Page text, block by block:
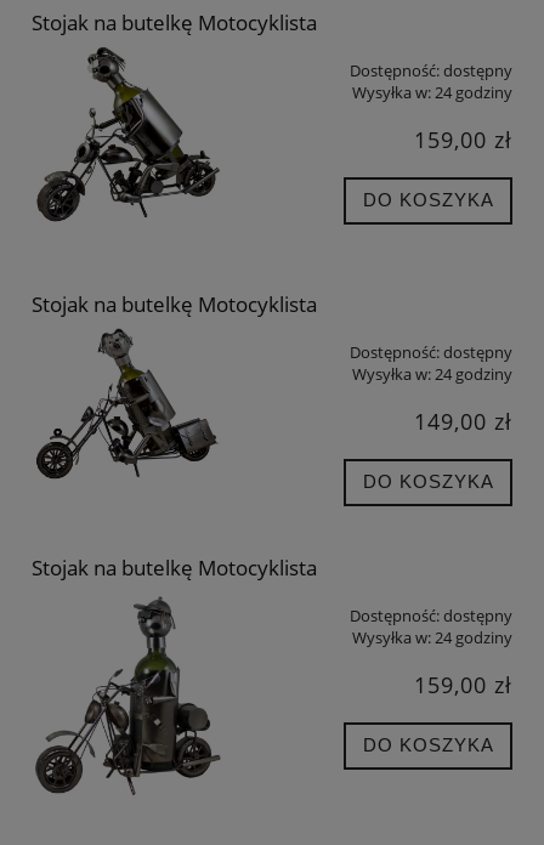
Stojak na butelkę Motocyklista
Dostępność:dostępny
Wysyłka w:24 godziny
159,00 zł
DO KOSZYKA
Stojak na butelkę Motocyklista
Dostępność:dostępny
Wysyłka w:24 godziny
149,00 zł
DO KOSZYKA
Stojak na butelkę Motocyklista
Dostępność:dostępny
Wysyłka w:24 godziny
159,00 zł
DO KOSZYKA